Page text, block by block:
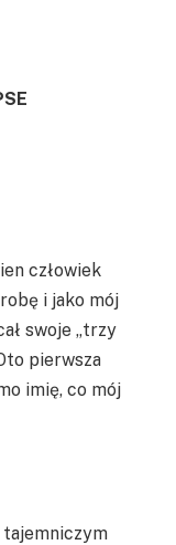
człowiek
i jako mój
swoje „trzy
pierwsza
imię, co mój
tajemniczym